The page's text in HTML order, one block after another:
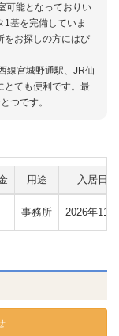
可能となっておりい
基を完備していま
をお探しの方にはぴ
線宮城野通駅、JR仙
とても便利です。最
つです。
用途 入居日
事務所 2026年11月